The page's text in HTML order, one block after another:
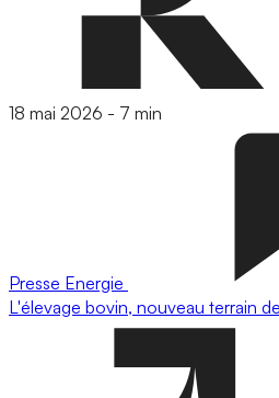
18 mai 2026 - 7 min
Presse Energie
L'élevage bovin, nouveau terrain